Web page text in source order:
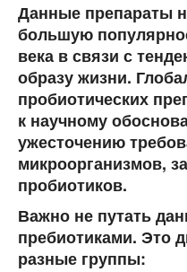
Данные препараты
большую
века в связи с
образу жизни.
пробиотических
к научному
ужесточению
микроорганизмов,
пробиотиков.
Важно не путать
пребиотиками. Это
разные группы: